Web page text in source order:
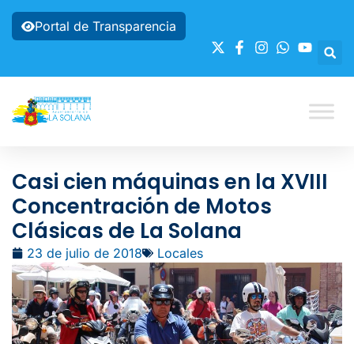
Portal de Transparencia
Casi cien máquinas en la XVIII
Concentración de Motos
Clásicas de La Solana
23 de julio de 2018 Locales